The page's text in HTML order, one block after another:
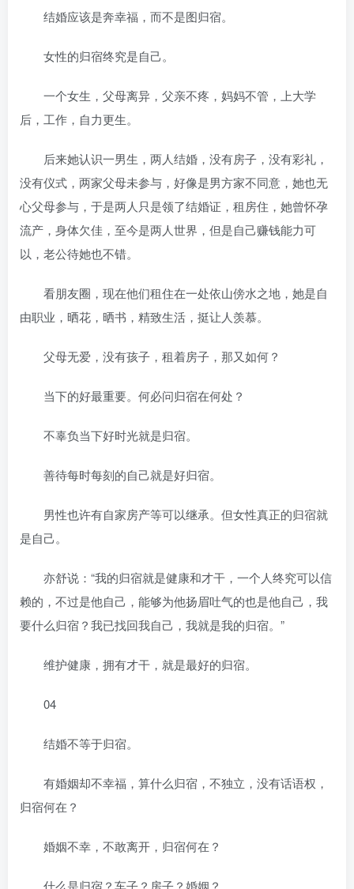
结婚应该是奔幸福，而不是图归宿。
女性的归宿终究是自己。
一个女生，父母离异，父亲不疼，妈妈不管，上大学
后，工作，自力更生。
后来她认识一男生，两人结婚，没有房子，没有彩礼，
没有仪式，两家父母未参与，好像是男方家不同意，她也无
心父母参与，于是两人只是领了结婚证，租房住，她曾怀孕
流产，身体欠佳，至今是两人世界，但是自己赚钱能力可
以，老公待她也不错。
看朋友圈，现在他们租住在一处依山傍水之地，她是自
由职业，晒花，晒书，精致生活，挺让人羡慕。
父母无爱，没有孩子，租着房子，那又如何？
当下的好最重要。何必问归宿在何处？
不辜负当下好时光就是归宿。
善待每时每刻的自己就是好归宿。
男性也许有自家房产等可以继承。但女性真正的归宿就
是自己。
亦舒说：“我的归宿就是健康和才干，一个人终究可以信
赖的，不过是他自己，能够为他扬眉吐气的也是他自己，我
要什么归宿？我已找回我自己，我就是我的归宿。”
维护健康，拥有才干，就是最好的归宿。
04
结婚不等于归宿。
有婚姻却不幸福，算什么归宿，不独立，没有话语权，
归宿何在？
婚姻不幸，不敢离开，归宿何在？
什么是归宿？车子？房子？婚姻？